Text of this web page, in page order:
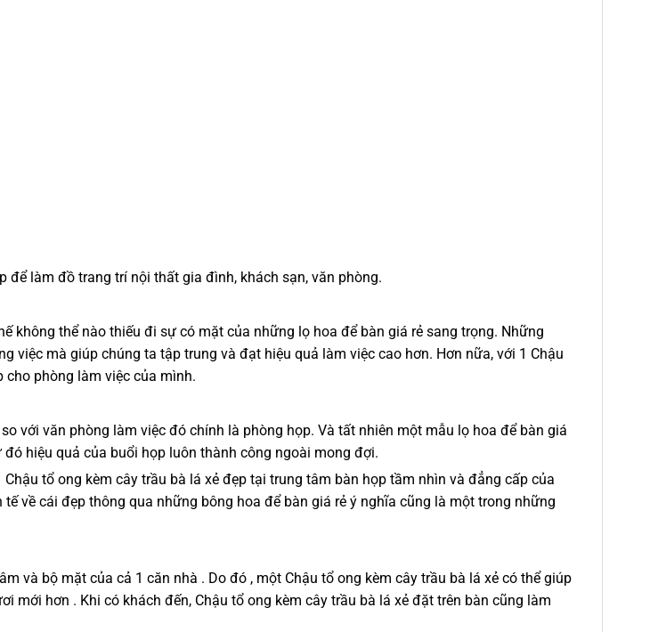
để làm đồ trang trí nội thất gia đình, khách sạn, văn phòng.
không thể nào thiếu đi sự có mặt của những lọ hoa để bàn giá rẻ sang trọng. Những
việc mà giúp chúng ta tập trung và đạt hiệu quả làm việc cao hơn. Hơn nữa, với 1 Chậu
cho phòng làm việc của mình.
với văn phòng làm việc đó chính là phòng họp. Và tất nhiên một mẫu lọ hoa để bàn giá
hiệu quả của buổi họp luôn thành công ngoài mong đợi.
tổ ong kèm cây trầu bà lá xẻ đẹp tại trung tâm bàn họp tầm nhìn và đẳng cấp của
về cái đẹp thông qua những bông hoa để bàn giá rẻ ý nghĩa cũng là một trong những
và bộ mặt của cả 1 căn nhà . Do đó , một Chậu tổ ong kèm cây trầu bà lá xẻ có thể giúp
hơn . Khi có khách đến, Chậu tổ ong kèm cây trầu bà lá xẻ đặt trên bàn cũng làm